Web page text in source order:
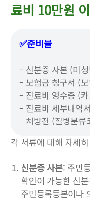
료비 10만원
✅준비물
– 신분증 사본 (미
– 보험금 청구서 (
– 진료비 영수증 (
– 진료비 세부내역
– 처방전 (질병분류
각 서류에 대해 자세
신분증 사본: 주민
확인이 가능한 신
주민등록등본이나